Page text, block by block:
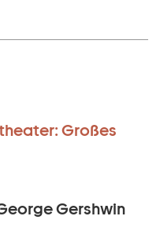
Großes
Gershwin